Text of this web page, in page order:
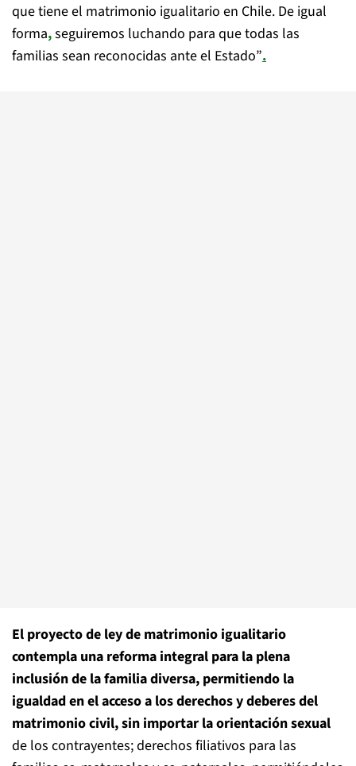
que tiene el matrimonio igualitario en Chile. De igual
forma,seguiremos luchando para que todas las
familias sean reconocidas ante el Estado”.
El proyecto de ley de matrimonio igualitario
contempla una reforma integral para la plena
inclusión de la familia diversa, permitiendo la
igualdad en el acceso a los derechos y deberes del
matrimonio civil, sin importar la orientación sexual
de los contrayentes; derechos filiativos para las